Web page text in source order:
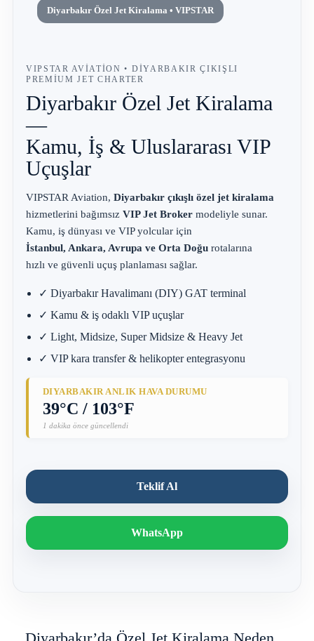
VIPSTAR AVIATION • DIYARBAKIR ÇIKIŞLI
PREMIUM JET CHARTER
Diyarbakır Özel Jet Kiralama
—
Kamu, İş & Uluslararası VIP
Uçuşlar
VIPSTAR Aviation, Diyarbakır çıkışlı özel jet kiralama
hizmetlerini bağımsız VIP Jet Brokermodeliyle sunar.
Kamu, iş dünyası ve VIP yolcular için
İstanbul, Ankara, Avrupa ve Orta Doğurotalarına
hızlı ve güvenli uçuş planlaması sağlar.
✓ Diyarbakır Havalimanı (DIY) GAT terminal
✓ Kamu & iş odaklı VIP uçuşlar
✓ Light, Midsize, Super Midsize & Heavy Jet
✓ VIP kara transfer & helikopter entegrasyonu
DIYARBAKIR ANLIK HAVA DURUMU
39°C / 103°F
1 dakika önce güncellendi
Teklif Al
WhatsApp
Diyarbakır Özel Jet Kiralama • VIPSTAR